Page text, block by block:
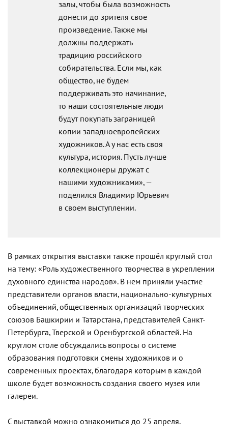
залы, чтобы была возможность
донести до зрителя свое
произведение. Также мы
должны поддержать
традицию российского
собирательства. Если мы, как
общество, не будем
поддерживать это начинание,
то наши состоятельные люди
будут покупать заграницей
копии западноевропейских
художников. А у нас есть своя
культура, история. Пусть лучше
коллекционеры дружат с
нашими художниками», —
поделился Владимир Юрьевич
в своем выступлении.
В рамках открытия выставки также прошёл круглый стол
на тему: «Роль художественного творчества в укреплении
духовного единства народов». В нем приняли участие
представители органов власти, национально-культурных
объединений, общественных организаций творческих
союзов Башкирии и Татарстана, представителей Санкт-
Петербурга, Тверской и Оренбургской областей. На
круглом столе обсуждались вопросы о системе
образования подготовки смены художников и о
современных проектах, благодаря которым в каждой
школе будет возможность создания своего музея или
галереи.
С выставкой можно ознакомиться до 25 апреля.